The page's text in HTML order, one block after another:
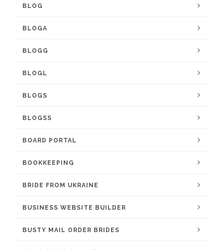
BLOG
BLOGA
BLOGG
BLOGL
BLOGS
BLOGSS
BOARD PORTAL
BOOKKEEPING
BRIDE FROM UKRAINE
BUSINESS WEBSITE BUILDER
BUSTY MAIL ORDER BRIDES